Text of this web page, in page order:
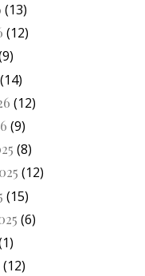
(13)
(12)
(14)
(12)
(9)
(8)
(12)
(15)
(6)
(12)